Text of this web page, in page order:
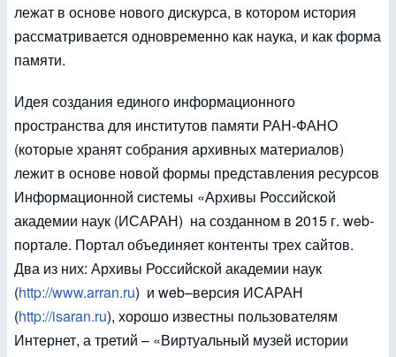
лежат в основе нового дискурса, в котором история
рассматривается одновременно как наука, и как форма
памяти.
Идея создания единого информационного
пространства для институтов памяти РАН-ФАНО
(которые хранят собрания архивных материалов)
лежит в основе новой формы представления ресурсов
Информационной системы «Архивы Российской
академии наук (ИСАРАН) на созданном в 2015 г. web-
портале. Портал объединяет контенты трех сайтов.
Два из них: Архивы Российской академии наук
(http://www.arran.ru) и web–версия ИСАРАН
(http://isaran.ru), хорошо известны пользователям
Интернет, а третий – «Виртуальный музей истории